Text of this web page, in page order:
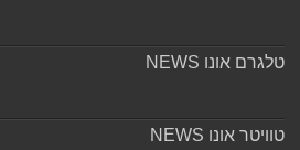
טלגרם אונו NEWS
טוויטר אונו NEWS